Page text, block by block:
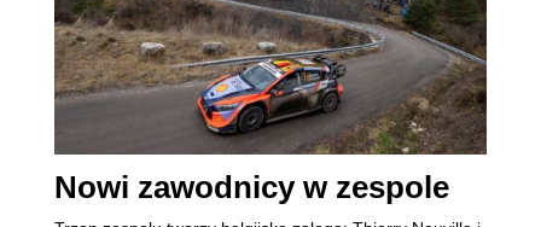
Nowi zawodnicy w zespole